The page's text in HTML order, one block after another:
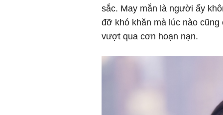
sắc. May mắn là người ấy
đỡ khó khăn mà lúc nào
vượt qua cơn hoạn nạn.